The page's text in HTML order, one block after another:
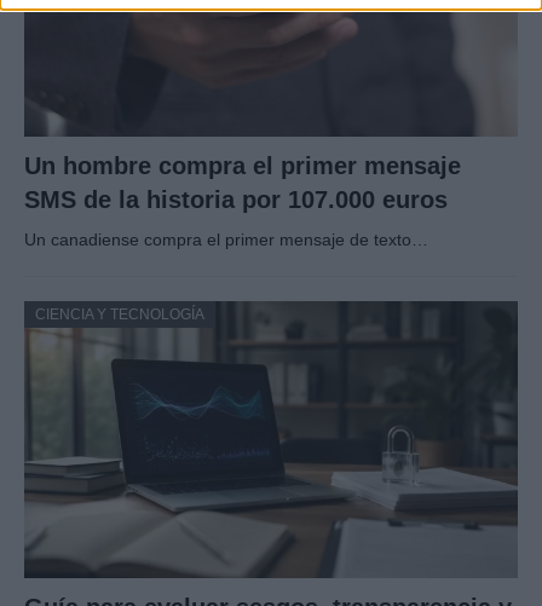
Un hombre compra el primer mensaje
SMS de la historia por 107.000 euros
Un canadiense compra el primer mensaje de texto…
CIENCIA Y TECNOLOGÍA